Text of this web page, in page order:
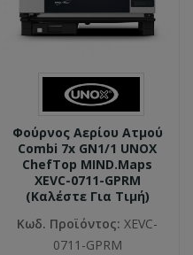
Φούρνος Αερίου Ατμού
Combi 7x GN1/1 UNOX
ChefTop MIND.Maps
XEVC-0711-GPRM
(καλέστε Για Τιμή)
Κωδ. Προϊόντος: XEVC-
0711-GPRM